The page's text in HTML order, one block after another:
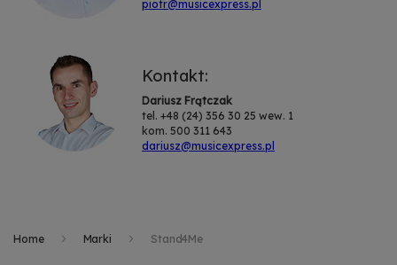
piotr@musicexpress.pl
Kontakt:
Dariusz Frątczak
tel. +48 (24) 356 30 25 wew. 1
kom. 500 311 643
dariusz@musicexpress.pl
Home Marki Stand4Me